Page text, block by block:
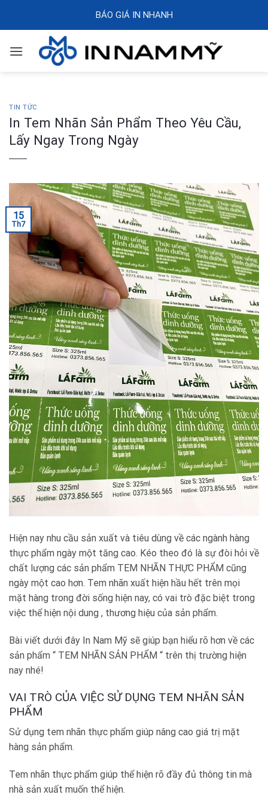
BÁO GIÁ IN NHANH
TIN TỨC
In Tem Nhãn Sản Phẩm Theo Yêu Cầu,
Lấy Ngay Trong Ngày
15
Th7
Hiện nay nhu cầu sản xuất và tiêu dùng về các ngành hàng
thực phẩm ngày một tăng cao. Kéo theo đó là sự đòi hỏi về
chất lượng các sản phẩm TEM NHÃN THỰC PHẨM cũng
ngày một cao hơn. Tem nhãn xuất hiện hầu hết trên mọi
mặt hàng trong đời sống hiện nay, có vai trò đặc biệt trong
việc thể hiện nội dung , thương hiệu của sản phẩm.
Bài viết dưới đây In Nam Mỹ sẽ giúp bạn hiểu rõ hơn về các
sản phẩm “ TEM NHÃN SẢN PHẨM “ trên thị trường hiện
nay nhé!
VAI TRÒ CỦA VIỆC SỬ DỤNG TEM NHÃN SẢN
PHẨM
Sử dụng tem nhãn thực phẩm giúp nâng cao giá trị mặt
hàng sản phẩm.
Tem nhãn thực phẩm giúp thể hiện rõ đầy đủ thông tin mà
nhà sản xuất muốn thể hiện.